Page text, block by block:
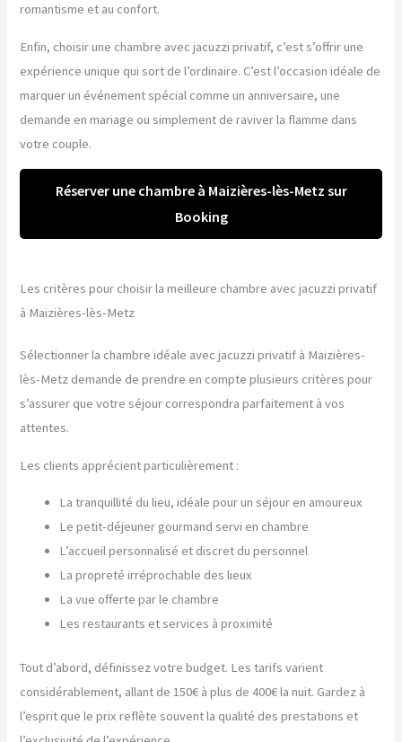
romantisme et au confort.
Enfin, choisir une chambre avec jacuzzi privatif, c’est s’offrir une
expérience unique qui sort de l’ordinaire. C’est l’occasion idéale de
marquer un événement spécial comme un anniversaire, une
demande en mariage ou simplement de raviver la flamme dans
votre couple.
Réserver une chambre à Maizières-lès-Metz sur
Booking
Les critères pour choisir la meilleure chambre avec jacuzzi privatif
à Maizières-lès-Metz
Sélectionner la chambre idéale avec jacuzzi privatif à Maizières-
lès-Metz demande de prendre en compte plusieurs critères pour
s’assurer que votre séjour correspondra parfaitement à vos
attentes.
Les clients apprécient particulièrement :
La tranquillité du lieu, idéale pour un séjour en amoureux
Le petit-déjeuner gourmand servi en chambre
L’accueil personnalisé et discret du personnel
La propreté irréprochable des lieux
La vue offerte par le chambre
Les restaurants et services à proximité
Tout d’abord, définissez votre budget. Les tarifs varient
considérablement, allant de 150€ à plus de 400€ la nuit. Gardez à
l’esprit que le prix reflète souvent la qualité des prestations et